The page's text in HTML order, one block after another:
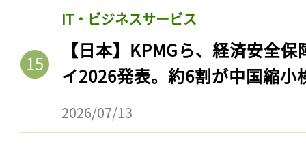
IT・ビジネスサービス
【日本】KPMGら、経済安全
イ2026発表。約6割が中国縮小
2026/07/13
記事をお気に入りに